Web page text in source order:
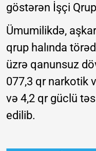
göstərən İşçi
Ümumilikdə,
qrup halında
üzrə qanunsuz
077,3 qr narkotik
və 4,2 qr güclü
edilib.